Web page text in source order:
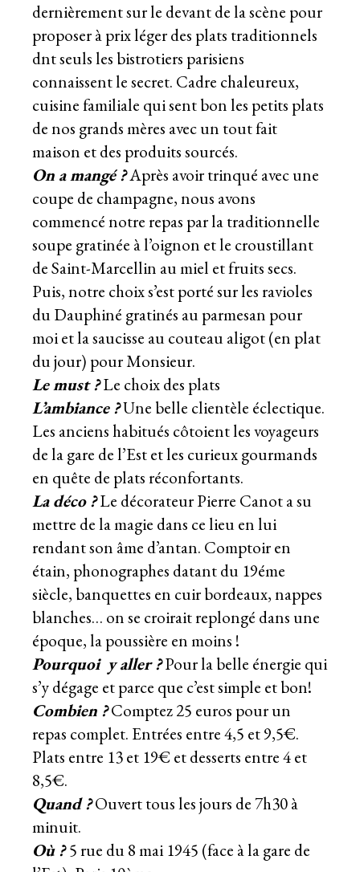
dernièrement sur le devant de la scène pour
proposer à prix léger des plats traditionnels
dnt seuls les bistrotiers parisiens
connaissent le secret. Cadre chaleureux,
cuisine familiale qui sent bon les petits plats
de nos grands mères avec un tout fait
maison et des produits sourcés.
On a mangé ?Après avoir trinqué avec une
coupe de champagne, nous avons
commencé notre repas par la traditionnelle
soupe gratinée à l’oignon et le croustillant
de Saint-Marcellin au miel et fruits secs.
Puis, notre choix s’est porté sur les ravioles
du Dauphiné gratinés au parmesan pour
moi et la saucisse au couteau aligot (en plat
du jour) pour Monsieur.
Le must ?Le choix des plats
L’ambiance ?Une belle clientèle éclectique.
Les anciens habitués côtoient les voyageurs
de la gare de l’Est et les curieux gourmands
en quête de plats réconfortants.
La déco ?Le décorateur Pierre Canot a su
mettre de la magie dans ce lieu en lui
rendant son âme d’antan. Comptoir en
étain, phonographes datant du 19éme
siècle, banquettes en cuir bordeaux, nappes
blanches… on se croirait replongé dans une
époque, la poussière en moins !
Pourquoi y aller ?Pour la belle énergie qui
s’y dégage et parce que c’est simple et bon!
Combien ?Comptez 25 euros pour un
repas complet. Entrées entre 4,5 et 9,5€.
Plats entre 13 et 19€ et desserts entre 4 et
8,5€.
Quand ?Ouvert tous les jours de 7h30 à
minuit.
Où ?5 rue du 8 mai 1945 (face à la gare de